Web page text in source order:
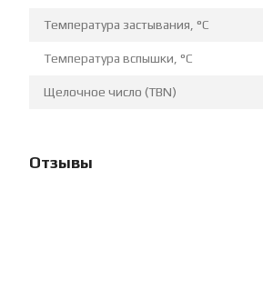
Температура застывания, °C
Температура вспышки, °C
Щелочное число (TBN)
Отзывы